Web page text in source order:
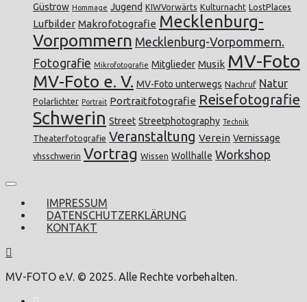
Güstrow Hommage Jugend KIWVorwärts Kulturnacht LostPlaces
Lufbilder Makrofotografie Mecklenburg-
Vorpommern Mecklenburg-Vorpommern.
Fotografie Mikrofotografie Mitglieder Musik MV-Foto
MV-Foto e. V. MV-Foto unterwegs Nachruf Natur
Polarlichter Portrait Portraitfotografie Reisefotografie
Schwerin Street Streetphotography Technik
Theaterfotografie Veranstaltung Verein Vernissage
vhsschwerin Vortrag Wissen Wollhalle Workshop
IMPRESSUM
DATENSCHUTZERKLÄRUNG
KONTAKT
MV-FOTO e.V. © 2025. Alle Rechte vorbehalten.